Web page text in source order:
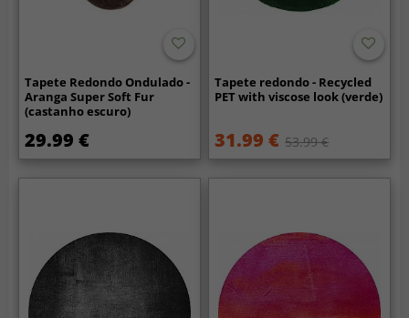
Tapete Redondo Ondulado -
Aranga Super Soft Fur
(castanho escuro)
29.99 €
Tapete redondo - Recycled
PET with viscose look (verde)
31.99 € 53.99 €